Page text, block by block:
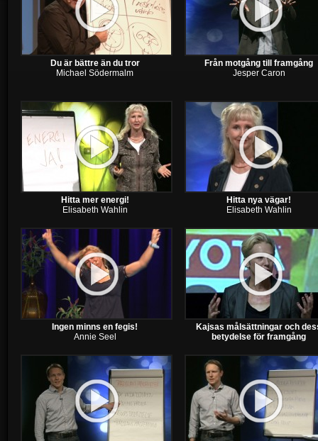
Du är bättre än du tror
Michael Södermalm
Från motgång till framgång
Jesper Caron
Hitta mer energi!
Elisabeth Wahlin
Hitta nya vägar!
Elisabeth Wahlin
Ingen minns en fegis!
Annie Seel
Kajsas målsättningar och
betydelse för framgång